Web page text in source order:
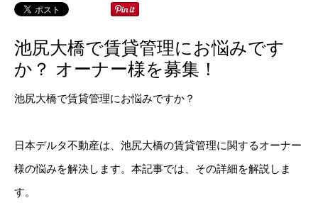
池尻大橋で賃貸管理にお悩みです
か？ オーナー様を募集！
池尻大橋で賃貸管理にお悩みですか？
日本デルタ不動産は、池尻大橋の賃貸管理に関するオーナー
様の悩みを解決します。本記事では、その詳細を解説しま
す。